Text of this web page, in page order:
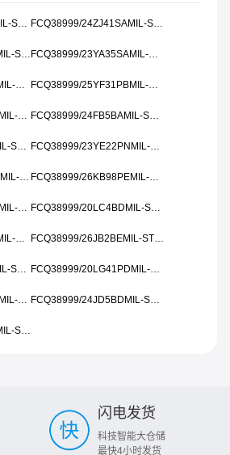
闪电发货
科技智能大仓储
最快4小时发货